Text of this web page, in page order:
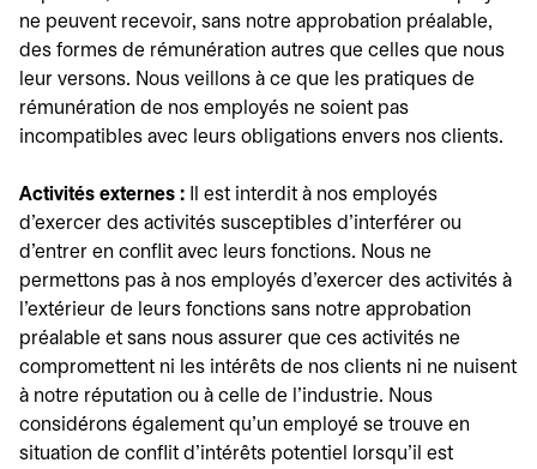
ne peuvent recevoir, sans notre approbation préalable,
des formes de rémunération autres que celles que nous
leur versons. Nous veillons à ce que les pratiques de
rémunération de nos employés ne soient pas
incompatibles avec leurs obligations envers nos clients.
Activités externes :
Il est interdit à nos employés
d'exercer des activités susceptibles d'interférer ou
d'entrer en conflit avec leurs fonctions. Nous ne
permettons pas à nos employés d'exercer des activités à
l'extérieur de leurs fonctions sans notre approbation
préalable et sans nous assurer que ces activités ne
compromettent ni les intérêts de nos clients ni ne nuisent
à notre réputation ou à celle de l'industrie. Nous
considérons également qu'un employé se trouve en
situation de conflit d'intérêts potentiel lorsqu'il est